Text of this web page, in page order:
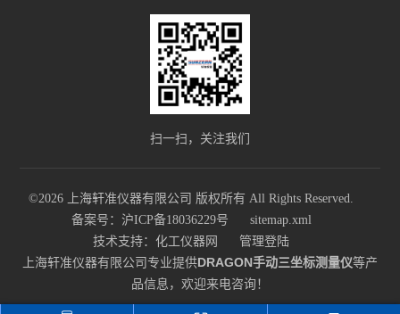
扫一扫，关注我们
©2026 上海轩准仪器有限公司 版权所有 All Rights Reserved.
备案号：沪ICP备18036229号
sitemap.xml
技术支持： 化工仪器网 管理登陆
上海轩准仪器有限公司专业提供DRAGON手动三坐标测量仪等产
品信息，欢迎来电咨询！